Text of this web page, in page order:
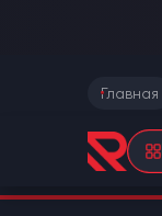
Главная